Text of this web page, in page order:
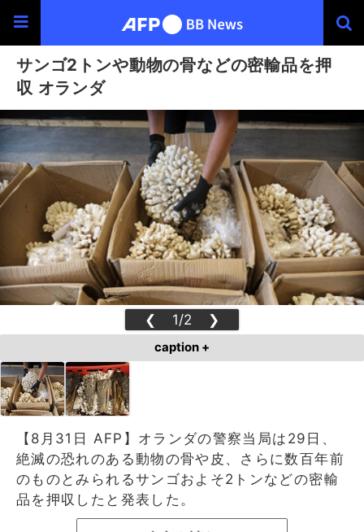
サンゴ2トンや動物の骨などの密輸品を押
収 オランダ
❮ 1/2 ❯
caption +
【8月31日 AFP】オランダの警察当局は29日、
絶滅の恐れのある動物の骨や皮、さらに数百年前
のものとみられるサンゴおよそ2トンなどの密輸
品を押収したと発表した。